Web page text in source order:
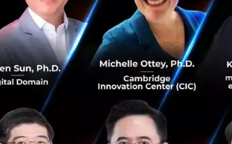
อยากจะลงมือสร้างมันขึ้นมาจริงๆ เราคนเดียวอาจจะทำไม่ได้
แต่ถ้าทำงานกันเป็นทีมและมีเพื่อนร่วมงานที่ช่วยเหลือกัน มัน
จะดีกว...
สิงหาคม 13, 2015| By
Techsauce Team
1
Startup